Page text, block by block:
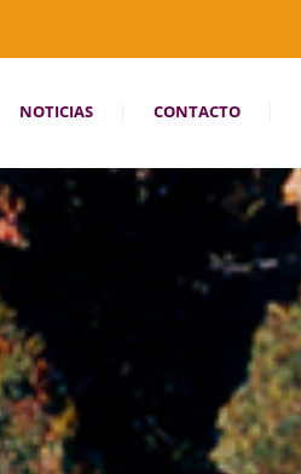
NOTICIAS CONTACTO